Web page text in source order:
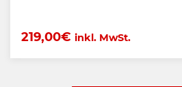
219,00€ inkl. MwSt.